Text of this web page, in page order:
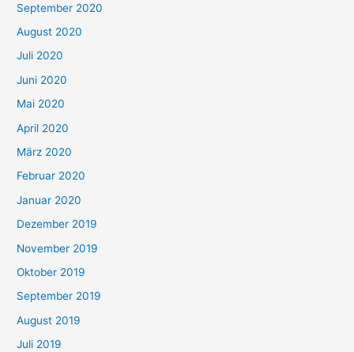
September 2020
August 2020
Juli 2020
Juni 2020
Mai 2020
April 2020
März 2020
Februar 2020
Januar 2020
Dezember 2019
November 2019
Oktober 2019
September 2019
August 2019
Juli 2019